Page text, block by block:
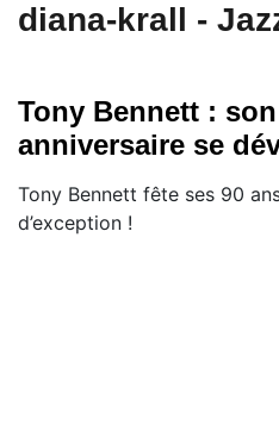
diana-krall -
Tony Bennett :
anniversaire se
Tony Bennett fête ses 90
d’exception !